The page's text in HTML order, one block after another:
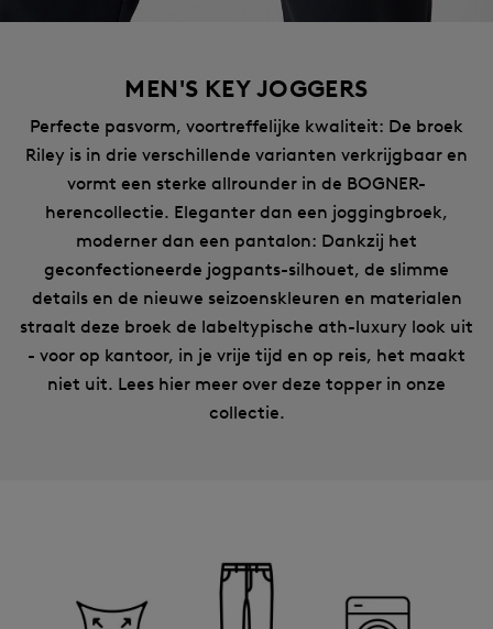
MEN'S KEY JOGGERS
Perfecte pasvorm, voortreffelijke kwaliteit: De broek
Riley is in drie verschillende varianten verkrijgbaar en
vormt een sterke allrounder in de BOGNER-
herencollectie. Eleganter dan een joggingbroek,
moderner dan een pantalon: Dankzij het
geconfectioneerde jogpants-silhouet, de slimme
details en de nieuwe seizoenskleuren en materialen
straalt deze broek de labeltypische ath-luxury look uit
- voor op kantoor, in je vrije tijd en op reis, het maakt
niet uit. Lees hier meer over deze topper in onze
collectie.